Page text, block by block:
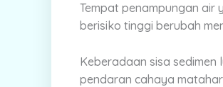
Tempat penampungan
berisiko tinggi berubah
Keberadaan sisa
pendaran cahaya